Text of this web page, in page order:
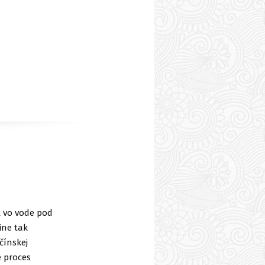
vode pod
tak
proces